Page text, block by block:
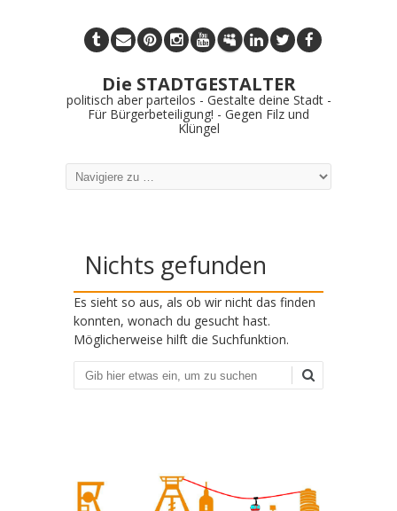
Die STADTGESTALTER
politisch aber parteilos - Gestalte deine Stadt -
Für Bürgerbeteiligung! - Gegen Filz und
Klüngel
Nichts gefunden
Es sieht so aus, als ob wir nicht das finden
konnten, wonach du gesucht hast.
Möglicherweise hilft die Suchfunktion.
Suchen